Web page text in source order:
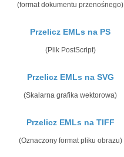
(format dokumentu przenośnego)
Przelicz EMLs na PS
(Plik PostScript)
Przelicz EMLs na SVG
(Skalarna grafika wektorowa)
Przelicz EMLs na TIFF
(Oznaczony format pliku obrazu)